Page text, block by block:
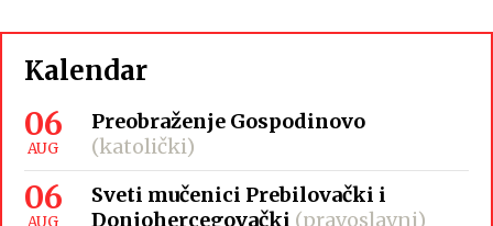
Kalendar
06
AUG
Preobraženje Gospodinovo
(katolički)
06
AUG
Sveti mučenici Prebilovački i
Donjohercegovački (pravoslavni)